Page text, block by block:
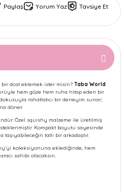
Paylaş Yorum Yaz
Tavsiye Et
dost eklemek ister misin? Taba World
hem göze hem ruha hitap eden bir
rahatlatıcı bir deneyim sunar;
döner.
Özel squishy malzeme ile üretilmiş
Kompakt boyutu sayesinde
tatlı bir arkadaştır.
koleksiyonuna eklediğinde, hem
sahibi olacaksın.